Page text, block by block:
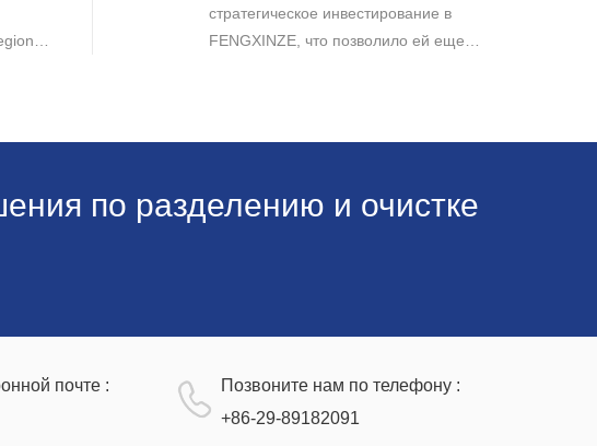
промышленной хроматографии.
стратегическое инвестирование в
FENGXINZE, что позволило ей еще
по разделению и очистке
почте :
Позвоните нам по телефону :
+86-29-89182091